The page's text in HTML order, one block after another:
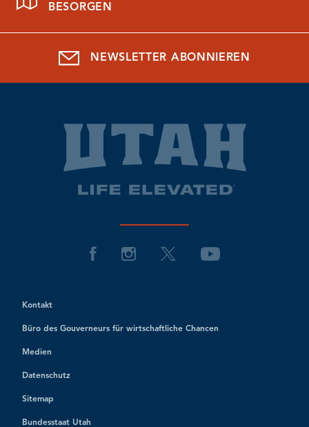
BESORGEN
NEWSLETTER ABONNIEREN
Kontakt
Büro des Gouverneurs für wirtschaftliche Chancen
Medien
Datenschutz
Sitemap
Bundesstaat Utah